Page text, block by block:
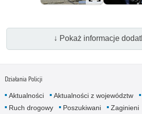
↓ Pokaż informacje
Działania Policji
Aktualności Aktualności z województw
Ruch drogowy
Poszukiwani Zaginieni